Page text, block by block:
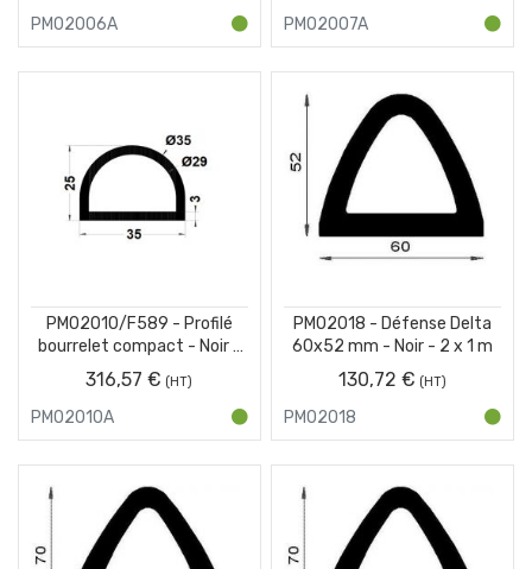
PM02006A PM02007A
PM02010/F589 - Profilé
bourrelet compact - Noir -
Couronne 25 m
316,57 €
PM02010A
PM02018 - Défense Delta
60x52 mm - Noir - 2 x 1 m
130,72 €
PM02018